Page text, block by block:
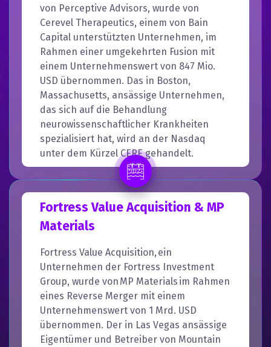
von Perceptive Advisors, wurde von
Cerevel Therapeutics, einem von Bain
Capital unterstützten Unternehmen, im
Rahmen einer umgekehrten Fusion mit
einem Unternehmenswert von 847 Mio.
USD übernommen. Das in Boston,
Massachusetts, ansässige Unternehmen,
das sich auf die Behandlung
neurowissenschaftlicher Krankheiten
spezialisiert hat, wird an der Nasdaq
unter dem Kürzel CERE gehandelt.
Fortress Value Acquisition & MP
Materials
Fortress Value Acquisition, ein
Unternehmen der Fortress Investment
Group, wurde von MP Materials im Rahmen
eines Reverse Merger mit einem
Unternehmenswert von 1 Mrd. USD
übernommen. Der in Las Vegas ansässige
Eigentümer und Betreiber von Mountain